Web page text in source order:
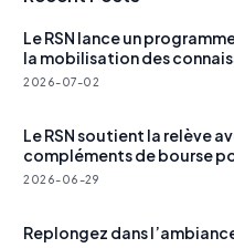
Le RSN lance un
la mobilisation des
2026-07-02
Le RSN soutient la relève
compléments de bourse
étudiantes
2026-06-29
Replongez dans